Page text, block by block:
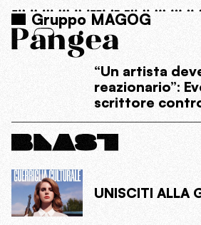
Gruppo MAGOG
“Un artista
reazionario”:
scrittore
UNISCITI ALLA